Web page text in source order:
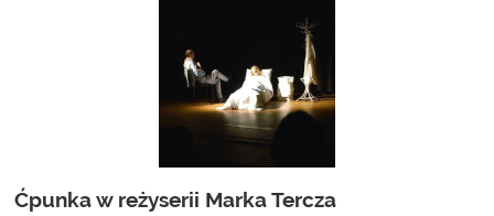
Ćpunka w reżyserii Marka Tercza